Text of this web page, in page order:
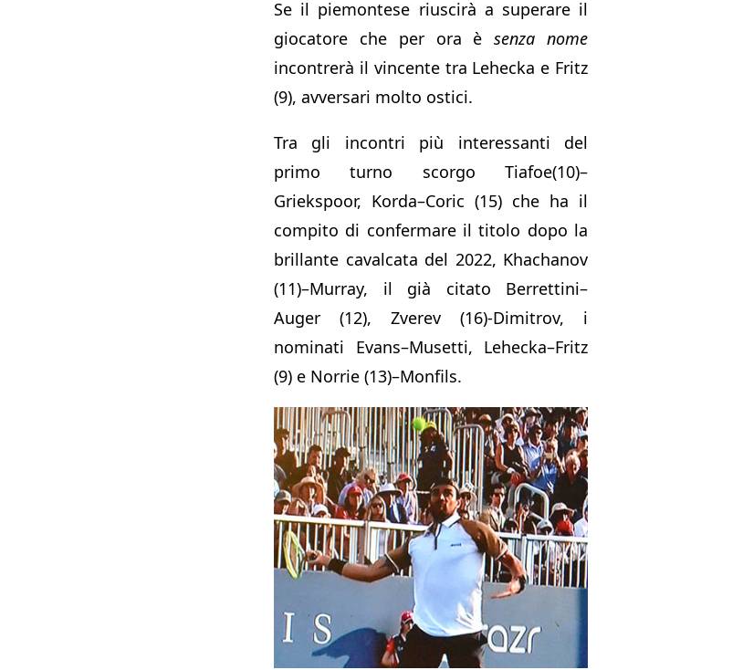
Se il piemontese riuscirà a superare il
giocatore che per ora èsenza nome
incontrerà il vincente tra Lehecka e Fritz
(9), avversari molto ostici.
Tra gli incontri più interessanti del
primo turno scorgo Tiafoe(10)–
Griekspoor, Korda–Coric (15) che ha il
compito di confermare il titolo dopo la
brillante cavalcata del 2022, Khachanov
(11)–Murray, il già citato Berrettini–
Auger (12), Zverev (16)-Dimitrov, i
nominati Evans–Musetti, Lehecka–Fritz
(9) e Norrie (13)–Monfils.